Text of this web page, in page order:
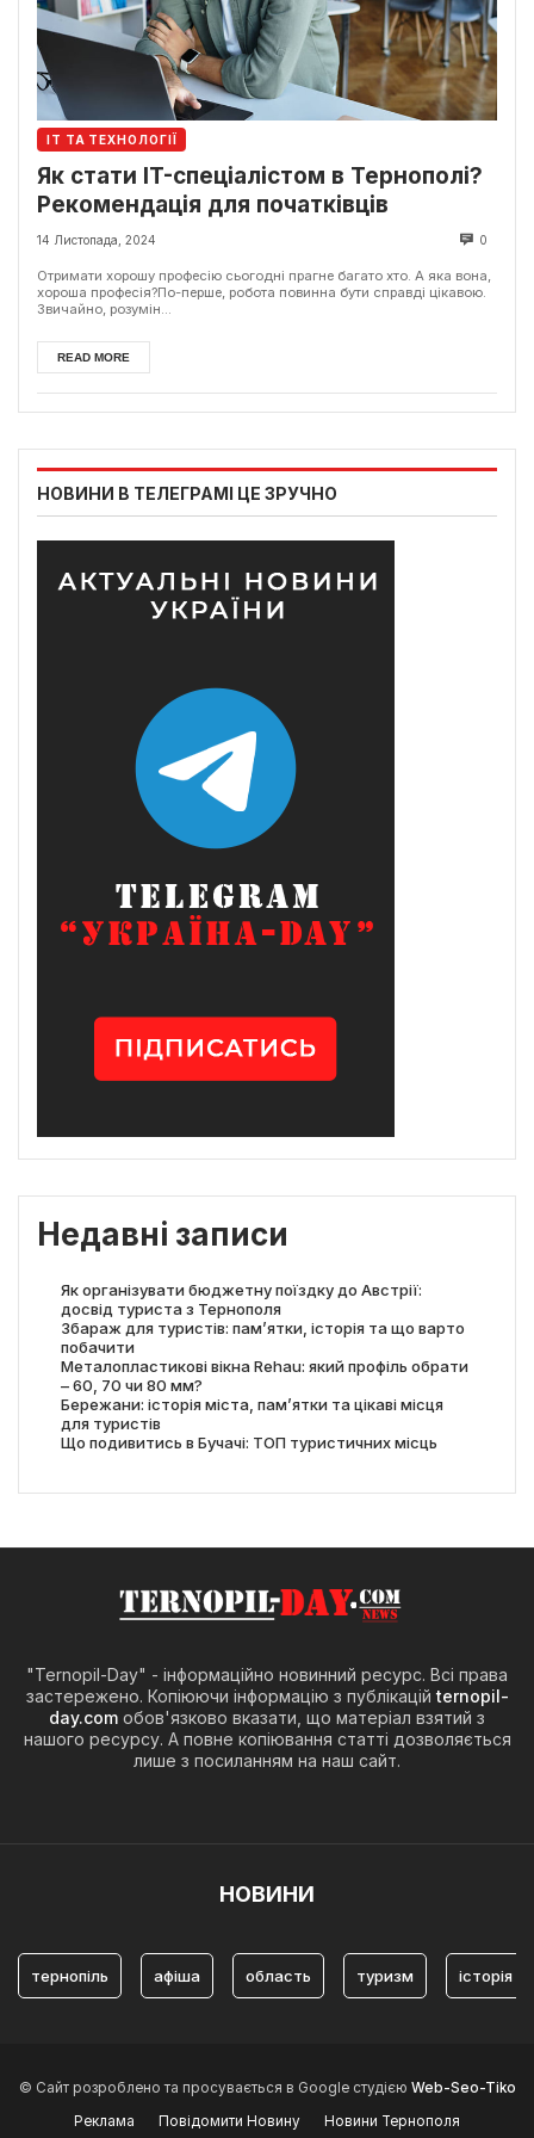
ІТ ТА ТЕХНОЛОГІЇ
Як стати IT-спеціалістом в Тернополі?
Рекомендація для початківців
14 Листопада, 2024 0
Отримати хорошу професію сьогодні прагне багато хто. А яка вона,
хороша професія?По-перше, робота повинна бути справді цікавою.
Звичайно, розумін...
READ MORE
НОВИНИ В ТЕЛЕГРАМІ ЦЕ ЗРУЧНО
Недавні записи
Як організувати бюджетну поїздку до Австрії:
досвід туриста з Тернополя
Збараж для туристів: пам’ятки, історія та що варто
побачити
Металопластикові вікна Rehau: який профіль обрати
– 60, 70 чи 80 мм?
Бережани: історія міста, пам’ятки та цікаві місця
для туристів
Що подивитись в Бучачі: ТОП туристичних місць
"Ternopil-Day" - інформаційно новинний ресурс. Всі права
застережено. Копіюючи інформацію з публікаційternopil-
day.com обов'язково вказати, що матеріал взятий з
нашого ресурсу. А повне копіювання статті дозволяється
лише з посиланням на наш сайт.
НОВИНИ
тернопіль афіша область туризм історія
© Сайт розроблено та просувається в Google студією Web-Seo-Tiko
Реклама
Повідомити Новину Новини Тернополя